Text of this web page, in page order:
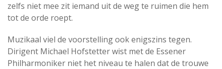
zelfs niet mee zit iemand uit de weg te ruimen die hem
tot de orde roept.
Muzikaal viel de voorstelling ook enigszins tegen.
Dirigent Michael Hofstetter wist met de Essener
Philharmoniker niet het niveau te halen dat de trouwe